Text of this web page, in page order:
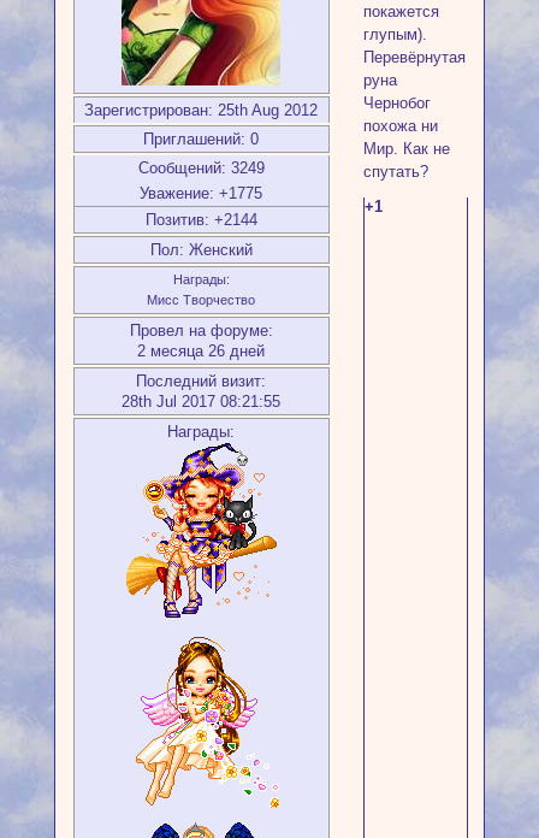
Зарегистрирован: 25th Aug 2012
Приглашений: 0
Сообщений: 3249
Уважение: +1775
Позитив: +2144
Пол: Женский
Награды:
Мисс Творчество
Провел на форуме:
2 месяца 26 дней
Последний визит:
28th Jul 2017 08:21:55
Награды:
покажется
глупым).
Перевёрнутая
руна
Чернобог
похожа ни
Мир. Как не
спутать?
+1